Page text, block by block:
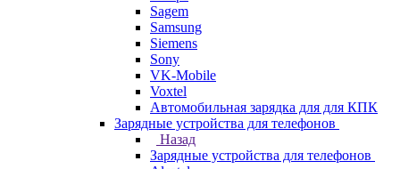
Sagem
Samsung
Siemens
Sony
VK-Mobile
Voxtel
Автомобильная зарядка для для КПК
Зарядные устройства для телефонов
Назад
Зарядные устройства для телефонов